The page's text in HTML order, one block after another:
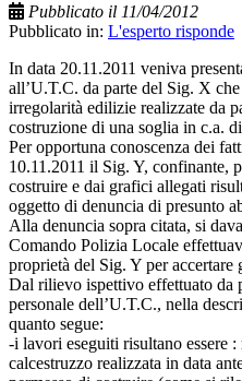
Pubblicato il 11/04/2012
Pubblicato in: L'esperto risponde
In data 20.11.2011 veniva
all’U.T.C. da parte del Sig. X
irregolarità edilizie realizzate da
costruzione di una soglia in c.a.
Per opportuna conoscenza dei
10.11.2011 il Sig. Y, confinante,
costruire e dai grafici allegati
oggetto di denuncia di presunto
Alla denuncia sopra citata, si
Comando Polizia Locale
proprietà del Sig. Y per
Dal rilievo ispettivo effettuato da
personale dell’U.T.C., nella
quanto segue:
-i lavori eseguiti risultano essere
calcestruzzo realizzata in data